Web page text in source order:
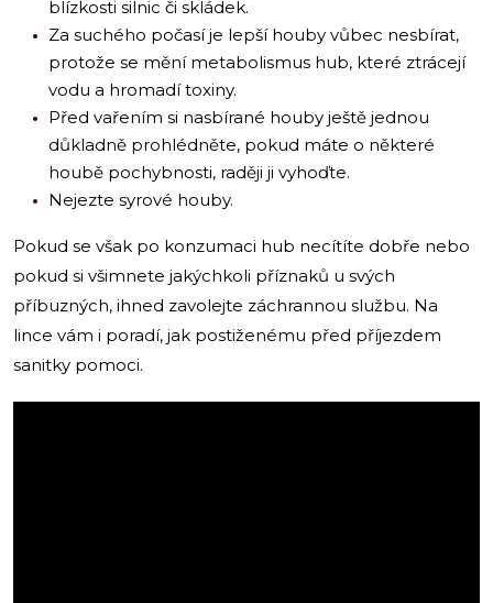
blízkosti silnic či skládek.
Za suchého počasí je lepší houby vůbec nesbírat,
protože se mění metabolismus hub, které ztrácejí
vodu a hromadí toxiny.
Před vařením si nasbírané houby ještě jednou
důkladně prohlédněte, pokud máte o některé
houbě pochybnosti, raději ji vyhoďte.
Nejezte syrové houby.
Pokud se však po konzumaci hub necítíte dobře nebo
pokud si všimnete jakýchkoli příznaků u svých
příbuzných, ihned zavolejte záchrannou službu. Na
lince vám i poradí, jak postiženému před příjezdem
sanitky pomoci.